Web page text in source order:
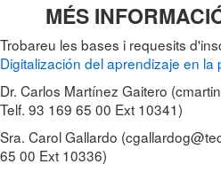
MÉS
Trobareu les bases i requesits
Digitalización del aprendizaje en la
Dr. Carlos Martínez Gaitero
Telf. 93 169 65 00 Ext 10341)
Sra. Carol Gallardo
65 00 Ext 10336)